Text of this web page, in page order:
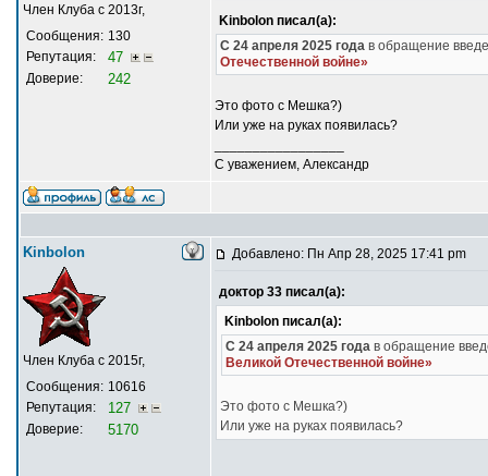
Член Клуба с 2013г,
Сообщения: 130
Репутация:
47
Доверие: 242
Kinbolon писал(а):
С 24 апреля 2025 года в обращение
Отечественной войне»
Это фото с Мешка?)
Или уже на руках появилась?
С уважением, Александр
Kinbolon
Член Клуба с 2015г,
Сообщения: 10616
Репутация:
127
Доверие: 5170
Добавлено: Пн Апр 28, 2025 17:41 pm
доктор 33 писал(а):
Kinbolon писал(а):
С 24 апреля 2025 года в обращение
Великой Отечественной войне»
Это фото с Мешка?)
Или уже на руках появилась?